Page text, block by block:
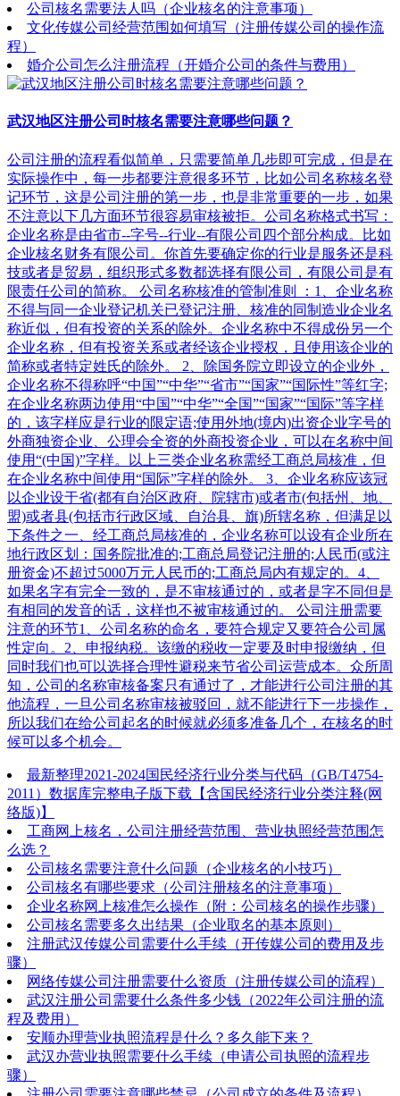
公司核名需要法人吗（企业核名的注意事项）
文化传媒公司经营范围如何填写（注册传媒公司的操作流
程）
婚介公司怎么注册流程（开婚介公司的条件与费用）
武汉地区注册公司时核名需要注意哪些问题？
公司注册的流程看似简单，只需要简单几步即可完成，但是在
实际操作中，每一步都要注意很多环节，比如公司名称核名登
记环节，这是公司注册的第一步，也是非常重要的一步，如果
不注意以下几方面环节很容易审核被拒。公司名称格式书写：
企业名称是由省市--字号--行业--有限公司四个部分构成。比如
企业核名财务有限公司。你首先要确定你的行业是服务还是科
技或者是贸易，组织形式多数都选择有限公司，有限公司是有
限责任公司的简称。 公司名称核准的管制准则 ：1、企业名称
不得与同一企业登记机关已登记注册、核准的同制造业企业名
称近似，但有投资的关系的除外。企业名称中不得成份另一个
企业名称，但有投资关系或者经该企业授权，且使用该企业的
简称或者特定姓氏的除外。 2、除国务院立即设立的企业外，
企业名称不得称呼“中国”“中华”“省市”“国家”“国际性”等红字;
在企业名称两边使用“中国”“中华”“全国”“国家”“国际”等字样
的，该字样应是行业的限定语;使用外地(境内)出资企业字号的
外商独资企业、公理会全资的外商投资企业，可以在名称中间
使用“(中国)”字样。以上三类企业名称需经工商总局核准，但
在企业名称中间使用“国际”字样的除外。 3、企业名称应该冠
以企业设于省(都有自治区政府、院辖市)或者市(包括州、地、
盟)或者县(包括市行政区域、自治县、旗)所辖名称，但满足以
下条件之一、经工商总局核准的，企业名称可以设有企业所在
地行政区划：国务院批准的;工商总局登记注册的;人民币(或注
册资金)不超过5000万元人民币的;工商总局内有规定的。4、
如果名字有完全一致的，是不审核通过的，或者是字不同但是
有相同的发音的话，这样也不被审核通过的。 公司注册需要
注意的环节1、公司名称的命名，要符合规定又要符合公司属
性定向。2、申报纳税。该缴的税收一定要及时申报缴纳，但
同时我们也可以选择合理性避税来节省公司运营成本。众所周
知，公司的名称审核备案只有通过了，才能进行公司注册的其
他流程，一旦公司名称审核被驳回，就不能进行下一步操作，
所以我们在给公司起名的时候就必须多准备几个，在核名的时
候可以多个机会。
最新整理2021-2024国民经济行业分类与代码（GB/T4754-
2011）数据库完整电子版下载【含国民经济行业分类注释(网
络版)】
工商网上核名，公司注册经营范围、营业执照经营范围怎
么选？
公司核名需要注意什么问题（企业核名的小技巧）
公司核名有哪些要求（公司注册核名的注意事项）
企业名称网上核准怎么操作（附：公司核名的操作步骤）
公司核名需要多久出结果（企业取名的基本原则）
注册武汉传媒公司需要什么手续（开传媒公司的费用及步
骤）
网络传媒公司注册需要什么资质（注册传媒公司的流程）
武汉注册公司需要什么条件多少钱（2022年公司注册的流
程及费用）
安顺办理营业执照流程是什么？多久能下来？
武汉办营业执照需要什么手续（申请公司执照的流程步
骤）